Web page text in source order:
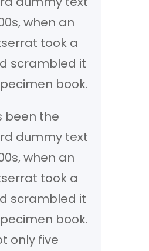
when an
took a
scrambled it
book.
been the
dummy text
when an
took a
scrambled it
book.
only five